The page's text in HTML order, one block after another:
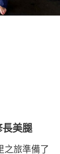
美腿
之旅準備了